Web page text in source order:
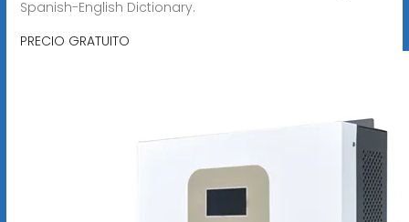
Spanish-English Dictionary.
PRECIO GRATUITO